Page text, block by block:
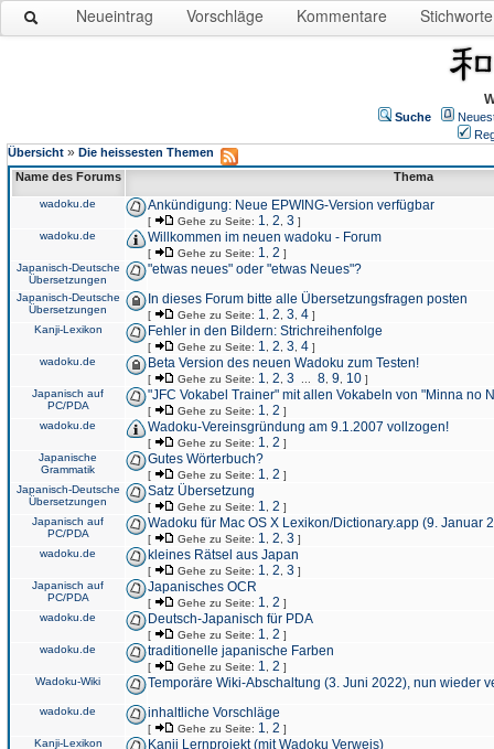
Neueintrag Vorschläge Kommentare Stichworte
Suche
Übersicht » Die heissesten Themen
Name des Forums
Thema
wadoku.de Ankündigung: Neue EPWING-Version verfügbar
[ Gehe zu Seite: 1 2 3 ]
wadoku.de
Willkommen im neuen wadoku - Forum
[ Gehe zu Seite: 1 2 ]
Japanisch-Deutsche
Übersetzungen
"etwas neues" oder "etwas Neues"?
Japanisch-Deutsche
Übersetzungen
In dieses Forum bitte alle Übersetzungsfragen posten
[ Gehe zu Seite: 1 2 3 4 ]
Kanji-Lexikon
Fehler in den Bildern: Strichreihenfolge
[ Gehe zu Seite: 1 2 3 4 ]
wadoku.de
Beta Version des neuen Wadoku zum Testen!
[ Gehe zu Seite: 1 2 3 8 9 10 ]
Japanisch auf
PC/PDA
"JFC Vokabel Trainer" mit allen Vokabeln von "Minna no
[ Gehe zu Seite: 1 2 ]
wadoku.de
Wadoku-Vereinsgründung am 9.1.2007 vollzogen!
[ Gehe zu Seite: 1 2 ]
Japanische
Grammatik
Gutes Wörterbuch?
[ Gehe zu Seite: 1 2 ]
Japanisch-Deutsche
Übersetzungen
Satz Übersetzung
[ Gehe zu Seite: 1 2 ]
Japanisch auf
PC/PDA
Wadoku für Mac OS X Lexikon/Dictionary.app (9. Januar
[ Gehe zu Seite: 1 2 3 ]
wadoku.de
kleines Rätsel aus Japan
[ Gehe zu Seite: 1 2 3 ]
Japanisch auf
PC/PDA
Japanisches OCR
[ Gehe zu Seite: 1 2 ]
wadoku.de
Deutsch-Japanisch für PDA
[ Gehe zu Seite: 1 2 ]
wadoku.de
traditionelle japanische Farben
[ Gehe zu Seite: 1 2 ]
Wadoku-Wiki
Temporäre Wiki-Abschaltung (3. Juni 2022), nun wieder
wadoku.de inhaltliche Vorschläge
[ Gehe zu Seite: 1 2 ]
Kanji-Lexikon
Kanji Lernprojekt (mit Wadoku Verweis)